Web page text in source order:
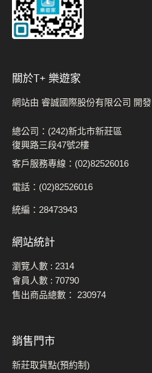
關於t+ 樂遊家
網站由 睿誠國際股份有限公司 開發
總公司：(242)新北市新莊區
復興路三段47號2樓
客戶服務專線：(02)82526016
電話：(02)82526016
統編：28473943
網站統計
瀏覽人數 : 2314
會員人數 : 70790
售出商品總數： 230974
銷售門市
新莊取貨點(預約制)